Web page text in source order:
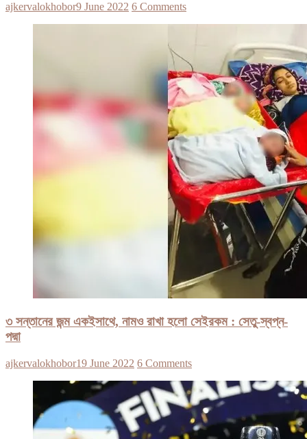
ajkervalokhobor9 June 2022 6 Comments
৩ সন্তানের জন্ম একইসাথে, নামও রাখা হলো সেইরকম : সেতু-স্বপ্ন-
পদ্মা
ajkervalokhobor19 June 2022 6 Comments